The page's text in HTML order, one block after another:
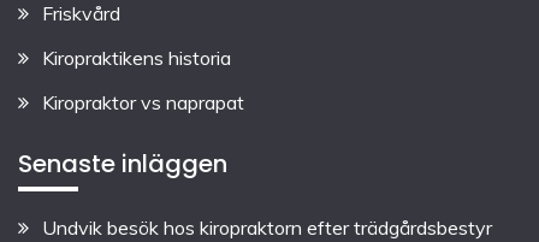
Friskvård
Kiropraktikens historia
Kiropraktor vs naprapat
Senaste inläggen
Undvik besök hos kiropraktorn efter trädgårdsbestyr